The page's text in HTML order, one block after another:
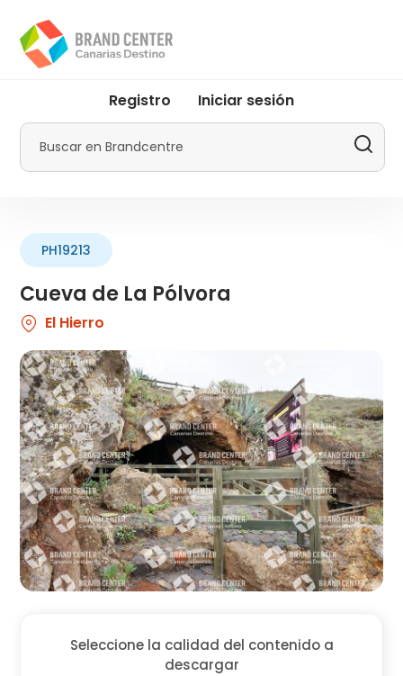
contenido
principal
menu
Promotur
Registro Iniciar sesión
Buscar
Cueva de La Pólvora
PH19213
El Hierro
Seleccione la calidad del contenido a
descargar